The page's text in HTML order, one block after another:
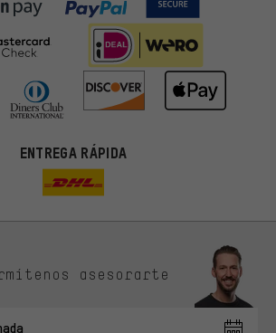
ENTREGA RÁPIDA
asesorarte